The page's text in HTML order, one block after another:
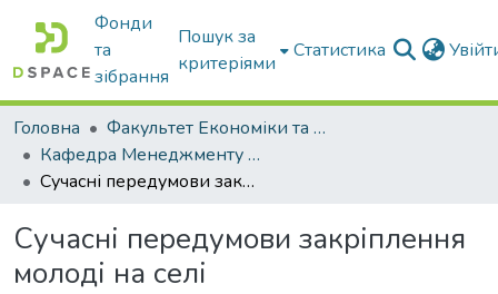
Фонди
та
зібрання
Пошук за
критеріями
Статистика
Головна
Факультет Економіки та бізнесу
Кафедра Менеджменту та публічного адміністрування
Сучасні передумови закріплення молоді на селі
Сучасні передумови закріплення
молоді на селі